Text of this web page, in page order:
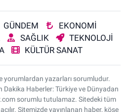
GÜNDEM
EKONOMİ
SAĞLIK
TEKNOLOJİ
KÜLTÜR SANAT
yorumlardan yazarları sorumludur.
Dakika Haberler: Türkiye ve Dünyadan
sorumlu tutulamaz. Sitedeki tüm
Sitemizde yayınlanan haber, köşe